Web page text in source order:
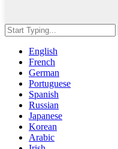
English
French
German
Portuguese
Spanish
Russian
Japanese
Korean
Arabic